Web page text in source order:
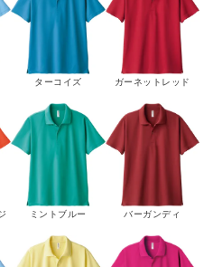
ターコイズ ガーネットレッド
ミントブルー バーガンディ